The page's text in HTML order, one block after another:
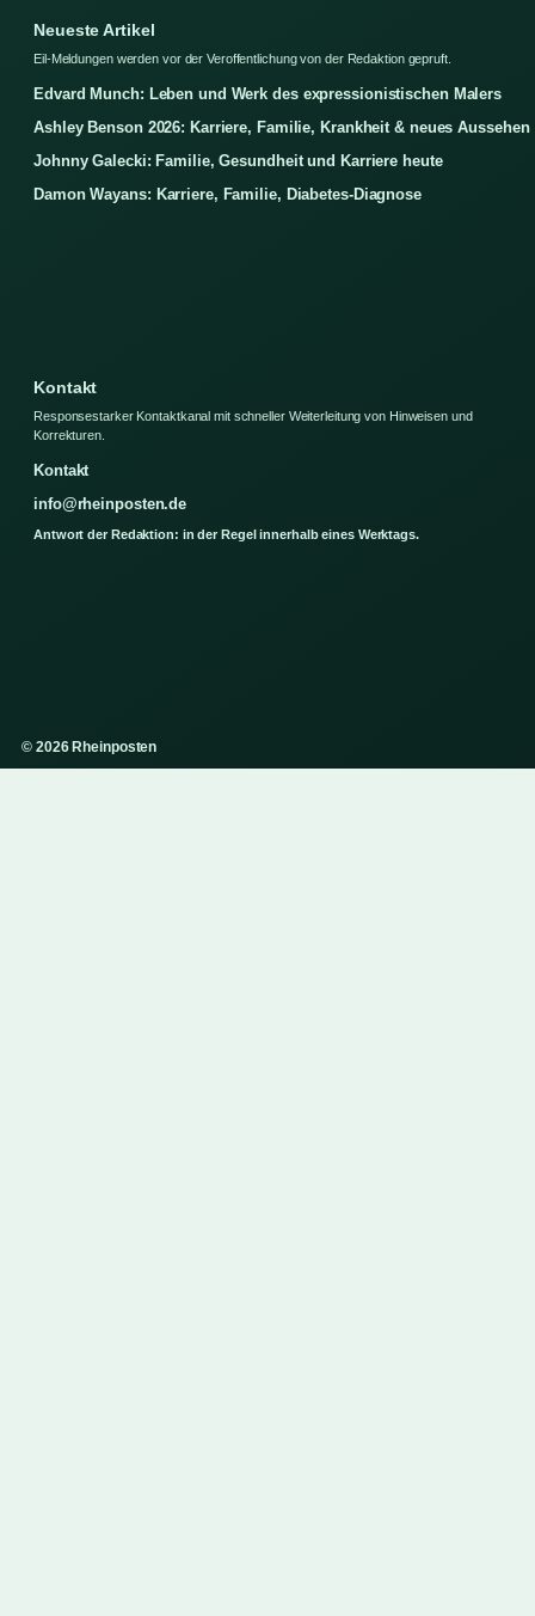
Neueste Artikel
Eil-Meldungen werden vor der Veroffentlichung von der Redaktion gepruft.
Edvard Munch: Leben und Werk des expressionistischen Malers
Ashley Benson 2026: Karriere, Familie, Krankheit & neues Aussehen
Johnny Galecki: Familie, Gesundheit und Karriere heute
Damon Wayans: Karriere, Familie, Diabetes-Diagnose
Kontakt
Responsestarker Kontaktkanal mit schneller Weiterleitung von Hinweisen und
Korrekturen.
Kontakt
info@rheinposten.de
Antwort der Redaktion: in der Regel innerhalb eines Werktags.
© 2026 Rheinposten